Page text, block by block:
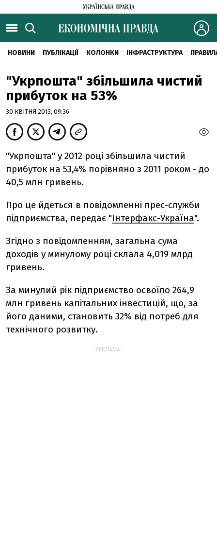
НОВИНИ ПУБЛІКАЦІЇ КОЛОНКИ ІНФРАСТРУКТУРА
"Укрпошта" збільшила чистий
прибуток на 53%
30 КВІТНЯ 2013, 09:36
"Укрпошта" у 2012 році збільшила чистий
прибуток на 53,4% порівняно з 2011 роком - до
40,5 млн гривень.
Про це йдеться в повідомленні прес-служби
підприємства, передає "Інтерфакс-Україна".
Згідно з повідомленням, загальна сума
доходів у минулому році склала 4,019 млрд
гривень.
За минулий рік підприємство освоїло 264,9
млн гривень капітальних інвестицій, що, за
його даними, становить 32% від потреб для
технічного розвитку.
РЕКЛАМА: